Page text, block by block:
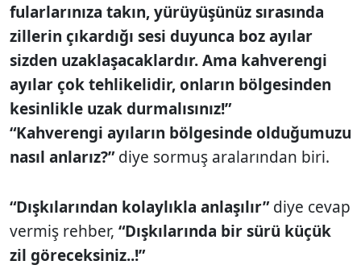
fularlarınıza takın, yürüyüşünüz sırasında
zillerin çıkardığı sesi duyunca boz ayılar
sizden uzaklaşacaklardır. Ama kahverengi
ayılar çok tehlikelidir, onların bölgesinden
kesinlikle uzak durmalısınız!”
“Kahverengi ayıların bölgesinde olduğumuzu
nasıl anlarız?”diye sormuş aralarından biri.
“Dışkılarından kolaylıkla anlaşılır”diye cevap
vermiş rehber, “Dışkılarında bir sürü küçük
zil göreceksiniz..!”